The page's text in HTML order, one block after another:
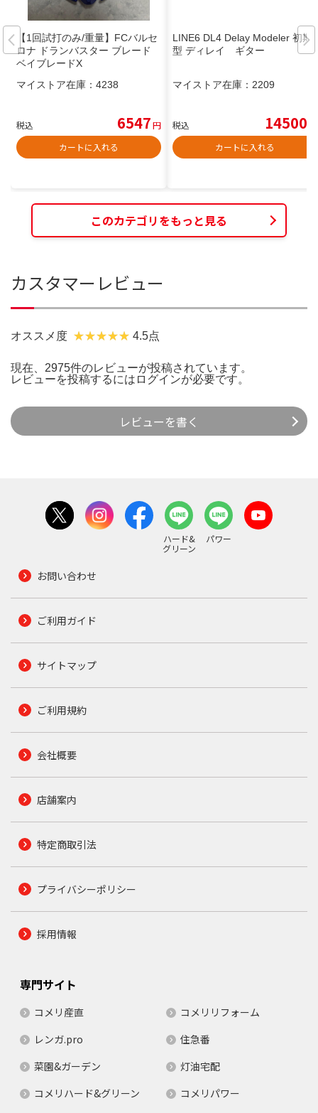
【1回試打のみ/重量】FCバルセ
ロナ ドランバスター ブレード
ベイブレードX
マイストア在庫： 4238
税込 6547円
カートに入れる
LINE6 DL4 Delay Modeler 初期
型 ディレイ ギター
マイストア在庫： 2209
税込 14500
カートに入れる
このカテゴリをもっと見る
カスタマーレビュー
オススメ度 4.5点
現在、2975件のレビューが投稿されています。
レビューを投稿するには ログインが必要です。
レビューを書く
ハード&
グリーン
パワー
お問い合わせ
ご利用ガイド
サイトマップ
ご利用規約
会社概要
店舗案内
特定商取引法
プライバシーポリシー
採用情報
専門サイト
コメリ産直
コメリリフォーム
レンガ.pro
住急番
菜園&ガーデン
灯油宅配
コメリハード&グリーン
コメリパワー